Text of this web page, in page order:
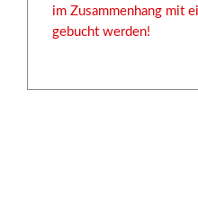
im Zusammenhang mit
gebucht werden!